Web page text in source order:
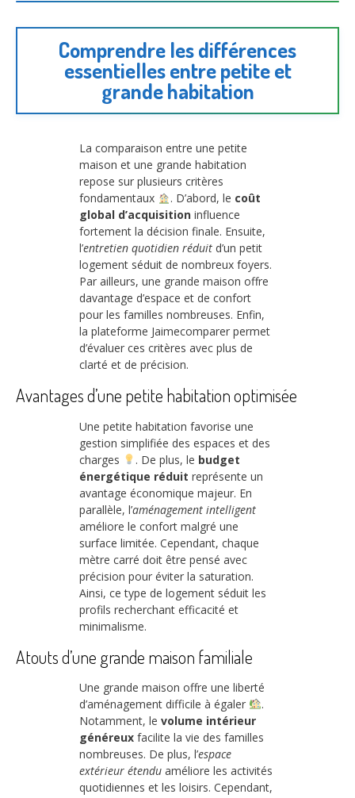
Comprendre les différences
essentielles entre petite et
grande habitation
La comparaison entre une petite
maison et une grande habitation
repose sur plusieurs critères
fondamentaux
. D’abord, le coût
global d’acquisition influence
fortement la décision finale. Ensuite,
l’entretien quotidien réduit d’un petit
logement séduit de nombreux foyers.
Par ailleurs, une grande maison offre
davantage d’espace et de confort
pour les familles nombreuses. Enfin,
la plateforme Jaimecomparer permet
d’évaluer ces critères avec plus de
clarté et de précision.
Avantages d’une petite habitation optimisée
Une petite habitation favorise une
gestion simplifiée des espaces et des
charges
. De plus, le budget
énergétique réduit représente un
avantage économique majeur. En
parallèle, l’aménagement intelligent
améliore le confort malgré une
surface limitée. Cependant, chaque
mètre carré doit être pensé avec
précision pour éviter la saturation.
Ainsi, ce type de logement séduit les
profils recherchant efficacité et
minimalisme.
Atouts d’une grande maison familiale
Une grande maison offre une liberté
d’aménagement difficile à égaler
.
Notamment, le volume intérieur
généreux facilite la vie des familles
nombreuses. De plus, l’espace
extérieur étendu améliore les activités
quotidiennes et les loisirs. Cependant,